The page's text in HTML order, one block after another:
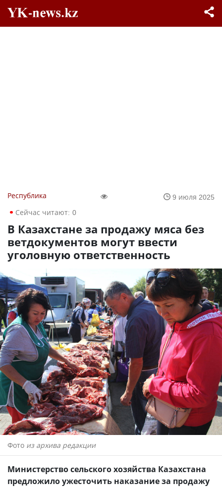
Республика
9 июля 2025
Сейчас читают: 0
В Казахстане за продажу мяса без
ветдокументов могут ввести
уголовную ответственность
Фото из архива редакции
Министерство сельского хозяйства Казахстана
предложило ужесточить наказание за продажу